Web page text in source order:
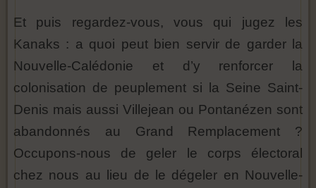
Et puis regardez-vous, vous qui jugez les
Kanaks : a quoi peut bien servir de garder la
Nouvelle-Calédonie et d’y renforcer la
colonisation de peuplement si la Seine Saint-
Denis mais aussi Villejean ou Pontanézen sont
abandonnés au Grand Remplacement ?
Occupons-nous de geler le corps électoral
chez nous au lieu de le dégeler en Nouvelle-